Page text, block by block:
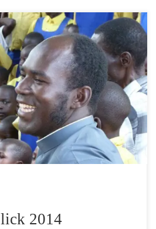
der Uganda-Hilfe St. Mauritz
möchte die Uganda-Hilfe St.
2014 berichten und allen
für ihr Engagement ganz herzlich
2014